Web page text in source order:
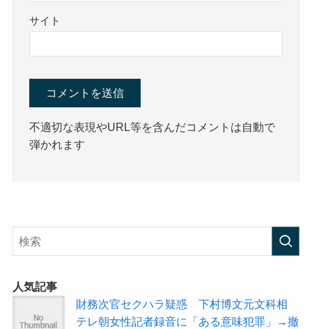
サイト
不適切な表現やURL等を含んだコメントは自動で
弾かれます
人気記事
財務次官セクハラ疑惑 下村博文元文科相
テレ朝女性記者録音に「ある意味犯罪」→撤